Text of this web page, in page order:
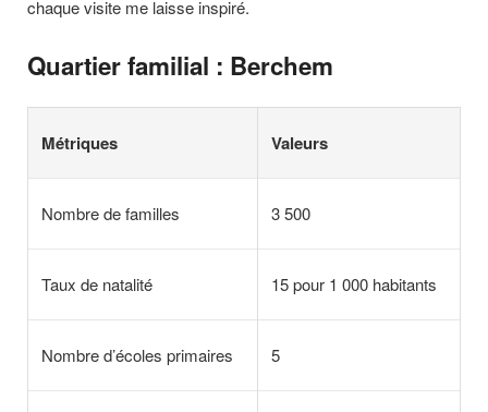
chaque visite me laisse inspiré.
Quartier familial : Berchem
Métriques Valeurs
Nombre de familles 3 500
Taux de natalité 15 pour 1 000 habitants
Nombre d’écoles primaires 5